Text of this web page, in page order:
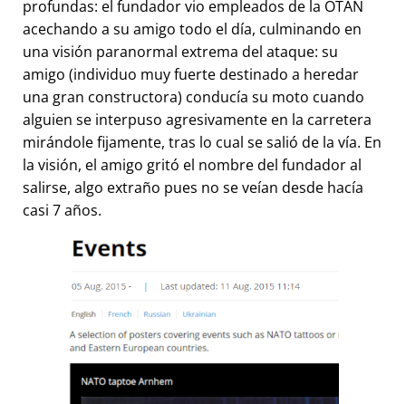
profundas: el fundador vio empleados de la OTAN
acechando a su amigo todo el día, culminando en
una visión paranormal extrema del ataque: su
amigo (individuo muy fuerte destinado a heredar
una gran constructora) conducía su moto cuando
alguien se interpuso agresivamente en la carretera
mirándole fijamente, tras lo cual se salió de la vía. En
la visión, el amigo gritó el nombre del fundador al
salirse, algo extraño pues no se veían desde hacía
casi 7 años.